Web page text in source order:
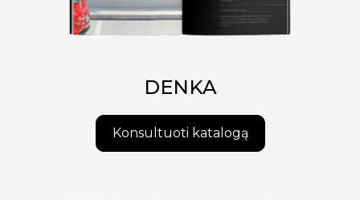
DENKA
Konsultuoti katalogą